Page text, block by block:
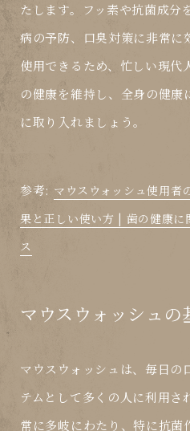
たします。フッ素や抗菌成分
病の予防、口臭対策に非常に
使用できるため、忙しい現代
の健康を維持し、全身の健
に取り入れましょう。
参考: マウスウォッシュ使用者
果と正しい使い方 | 歯の健康
ス
マウスウォッシュ
マウスウォッシュは、毎日の
テムとして多くの人に利用さ
常に多岐にわたり、特に抗菌